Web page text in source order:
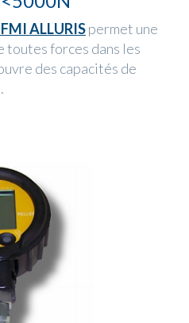
ALLURISpermet une
toutes forces dans les
des capacités de